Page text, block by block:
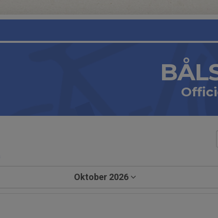
Oktober 2026